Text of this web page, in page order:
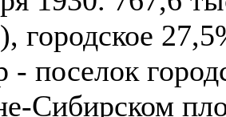
городское
- поселок
Сибирском